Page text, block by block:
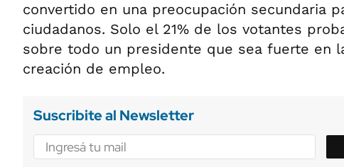
convertido en una preocupación secundaria
ciudadanos. Solo el 21% de los votantes
sobre todo un presidente que sea fuerte en
creación de empleo.
Suscribite al Newsletter